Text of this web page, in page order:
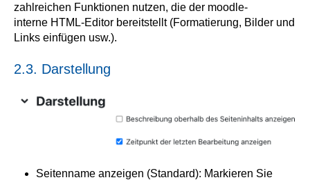
zahlreichen Funktionen nutzen, die der moodle-
interne HTML-Editor bereitstellt (Formatierung, Bilder und
Links einfügen usw.).
2.3. Darstellung
Seitenname anzeigen (Standard): Markieren Sie